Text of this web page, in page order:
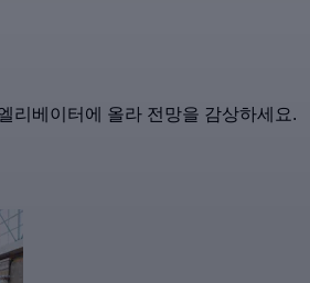
리베이터에 올라 전망을 감상하세요.